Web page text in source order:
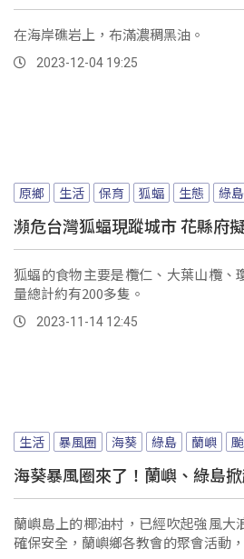
在海岸礁岩上，布滿濃稠黑油。
2023-12-04 19:25
原鄉 生活 保育 狐蝠 生態 綠島
瀕危台灣狐蝠現蹤城市 花縣府
狐蝠的食物主要是欖仁、大葉山欖
量總計約有200多隻。
2023-11-14 12:45
生活 暴風圈 海葵 綠島 蘭嶼
海葵暴風圈來了！蘭嶼、綠島
蘭嶼島上的椰油村，已經吹起強風
確保安全，蘭嶼鄉各教會的聚會活動